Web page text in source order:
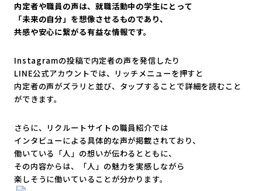
内定者や職員の声は、就職活動中の学生にとって
「未来の自分」を想像させるものであり、
共感や安心に繋がる有益な情報です。
Instagramの投稿で内定者の声を発信したり
LINE公式アカウントでは、リッチメニューを押すと
内定者の声がズラリと並び、 タップすることで詳細を読むこと
ができます。
さらに、リクルートサイトの職員紹介では
インタビューによる具体的な声が掲載されており、
働いている「人」の想いが伝わるとともに、
その内容からは、「人」の魅力を実感しながら
楽しそうに働いていることが分かります。